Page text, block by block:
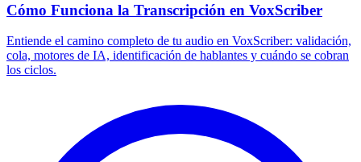
Cómo Funciona la Transcripción en VoxScriber
Entiende el camino completo de tu audio en VoxScriber: validación,
cola, motores de IA, identificación de hablantes y cuándo se cobran
los ciclos.